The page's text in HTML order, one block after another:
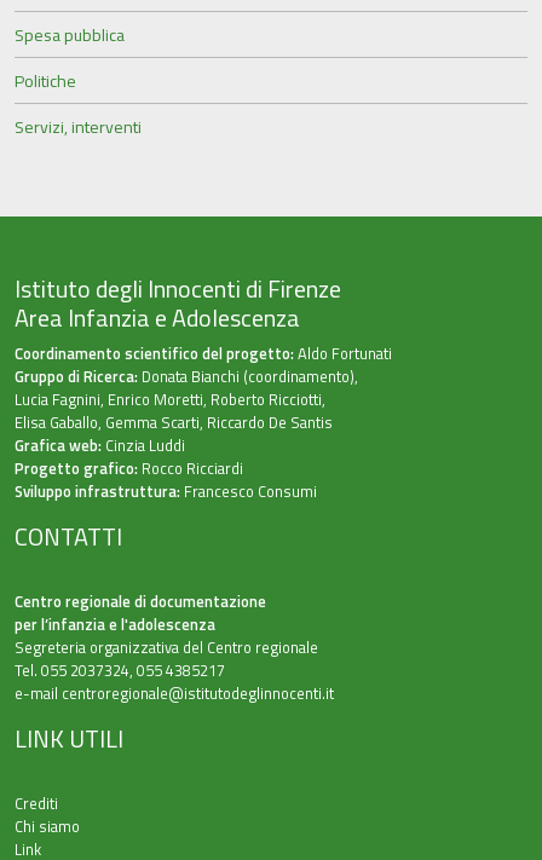
Spesa pubblica
Politiche
Servizi, interventi
Istituto degli Innocenti di Firenze
Area Infanzia e Adolescenza
Coordinamento scientifico del progetto: Aldo Fortunati
Gruppo di Ricerca: Donata Bianchi (coordinamento),
Lucia Fagnini, Enrico Moretti, Roberto Ricciotti,
Elisa Gaballo, Gemma Scarti, Riccardo De Santis
Grafica web: Cinzia Luddi
Progetto grafico: Rocco Ricciardi
Sviluppo infrastruttura: Francesco Consumi
CONTATTI
Centro regionale di documentazione
per l’infanzia e l'adolescenza
Segreteria organizzativa del Centro regionale
Tel. 055 2037324, 055 4385217
e-mail centroregionale@istitutodeglinnocenti.it
LINK UTILI
Crediti
Chi siamo
Link